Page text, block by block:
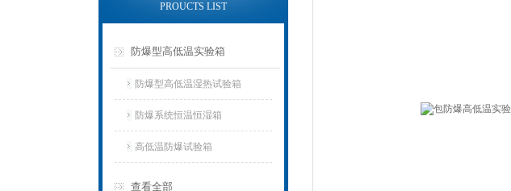
PROUCTS LIST
防爆型高低温实验箱
防爆型高低温湿热试验箱
防爆系统恒温恒湿箱
高低温防爆试验箱
查看全部